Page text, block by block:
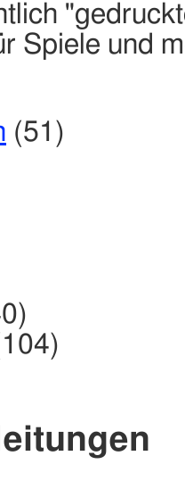
Spiele und
(51)